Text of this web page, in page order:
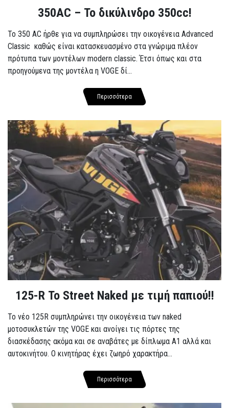
350AC – Το δικύλινδρο 350cc!
To 350 AC ήρθε για να συμπληρώσει την οικογένεια Advanced
Classic καθώς είναι κατασκευασμένο στα γνώριμα πλέον
πρότυπα των μοντέλων modern classic. Έτσι όπως και στα
προηγούμενα της μοντέλα η VOGE δί...
Περισσότερα
125-R Το Street Naked με τιμή παπιού!!
Το νέο 125R συμπληρώνει την οικογένεια των naked
μοτοσυκλετών της VOGE και ανοίγει τις πόρτες της
διασκέδασης ακόμα και σε αναβάτες με δίπλωμα A1 αλλά και
αυτοκινήτου. Ο κινητήρας έχει ζωηρό χαρακτήρα...
Περισσότερα